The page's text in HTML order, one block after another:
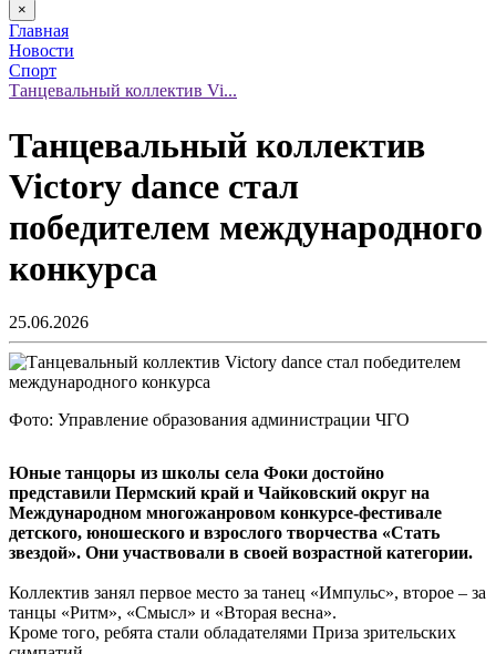
×
Главная
Новости
Спорт
Танцевальный коллектив Vi...
Танцевальный коллектив
Victory dance стал
победителем международного
конкурса
25.06.2026
Фото: Управление образования администрации ЧГО
Юные танцоры из школы села Фоки достойно
представили Пермский край и Чайковский округ на
Международном многожанровом конкурсе-фестивале
детского, юношеского и взрослого творчества «Стать
звездой». Они участвовали в своей возрастной категории.
Коллектив занял первое место за танец «Импульс», второе – за
танцы «Ритм», «Смысл» и «Вторая весна».
Кроме того, ребята стали обладателями Приза зрительских